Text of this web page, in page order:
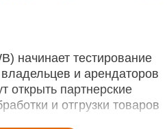
начинает тестирование
и арендаторов
открыть партнерские
и отгрузки товаров